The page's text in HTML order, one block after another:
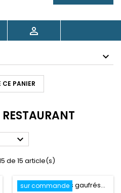

CE PANIER

de 15 article(s)
sur commande